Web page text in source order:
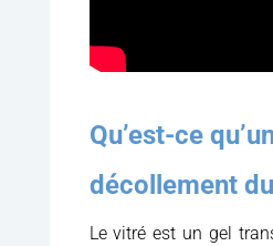
Qu’est-ce
décollement
Le vitré est un gel